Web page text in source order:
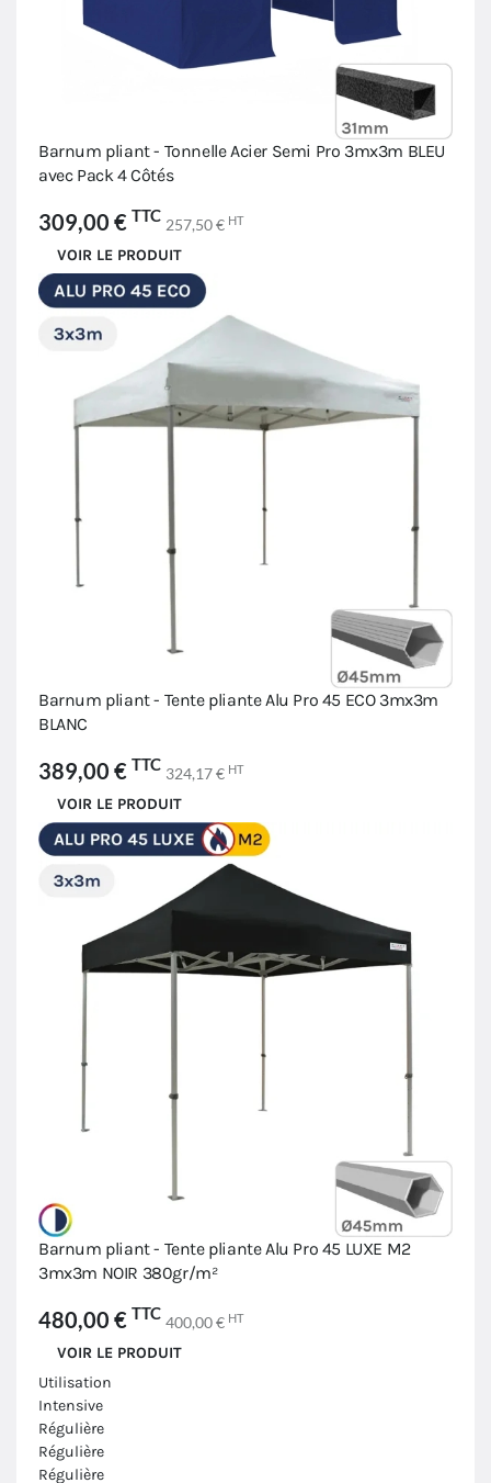
Barnum pliant - Tonnelle Acier Semi Pro 3mx3m BLEU
avec Pack 4 Côtés
309,00 € TTC 257,50 € HT
VOIR LE PRODUIT
Barnum pliant - Tente pliante Alu Pro 45 ECO 3mx3m
BLANC
389,00 € TTC 324,17 € HT
VOIR LE PRODUIT
Barnum pliant - Tente pliante Alu Pro 45 LUXE M2
3mx3m NOIR 380gr/m²
480,00 € TTC 400,00 € HT
VOIR LE PRODUIT
Utilisation
Intensive
Régulière
Régulière
Régulière